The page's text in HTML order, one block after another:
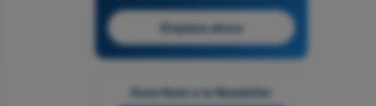
Empieza ahora
Suscríbete a la Newsletter